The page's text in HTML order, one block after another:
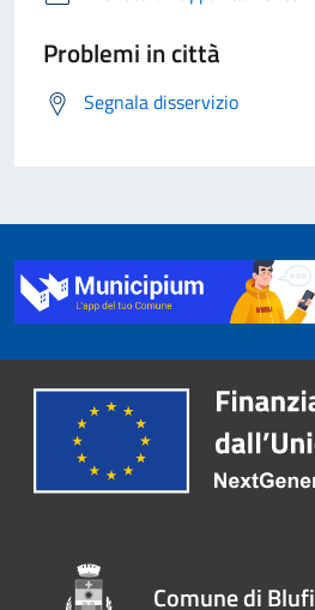
Problemi in città
Segnala disservizio
Comune di Blufi